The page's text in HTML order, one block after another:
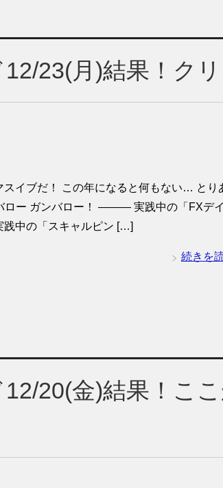
23(月)結果！ク
スイブだ！ この年になると何もない… とり
ロー ガンバロー！ ——— 実践中の「FXデ
践中の「スキャルピン […]
続きを
20(金)結果！こ